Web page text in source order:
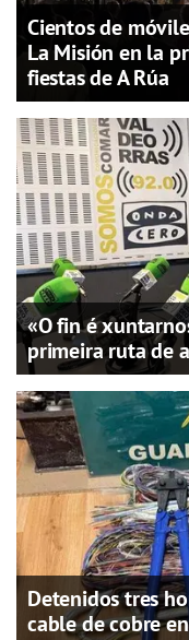
Cientos de
La Misión en la
fiestas de A Rúa
«O fin é
primeira ruta de
Detenidos tres
cable de cobre